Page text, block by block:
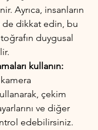
Ayrıca, insanların
de dikkat edin, bu
duygusal
kullanın:
çekim
ve diğer
edebilirsiniz.